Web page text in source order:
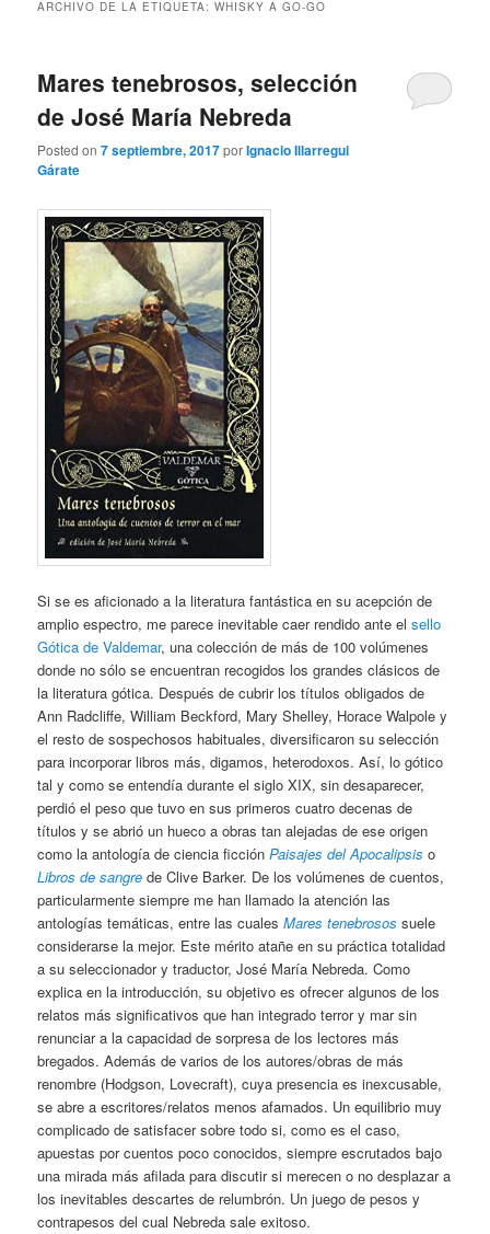
ARCHIVO DE LA ETIQUETA:WHISKY A GO-GO
Mares tenebrosos, selección
de José María Nebreda
Posted on7 septiembre, 2017porIgnacio Illarregui
Gárate
Si se es aficionado a la literatura fantástica en su acepción de
amplio espectro, me parece inevitable caer rendido ante elsello
Gótica de Valdemar, una colección de más de 100 volúmenes
donde no sólo se encuentran recogidos los grandes clásicos de
la literatura gótica. Después de cubrir los títulos obligados de
Ann Radcliffe, William Beckford, Mary Shelley, Horace Walpole y
el resto de sospechosos habituales, diversificaron su selección
para incorporar libros más, digamos, heterodoxos. Así, lo gótico
tal y como se entendía durante el siglo XIX, sin desaparecer,
perdió el peso que tuvo en sus primeros cuatro decenas de
títulos y se abrió un hueco a obras tan alejadas de ese origen
como la antología de ciencia ficciónPaisajes del Apocalipsis o
Libros de sangre de Clive Barker. De los volúmenes de cuentos,
particularmente siempre me han llamado la atención las
antologías temáticas, entre las cualesMares tenebrosos suele
considerarse la mejor. Este mérito atañe en su práctica totalidad
a su seleccionador y traductor, José María Nebreda. Como
explica en la introducción, su objetivo es ofrecer algunos de los
relatos más significativos que han integrado terror y mar sin
renunciar a la capacidad de sorpresa de los lectores más
bregados. Además de varios de los autores/obras de más
renombre (Hodgson, Lovecraft), cuya presencia es inexcusable,
se abre a escritores/relatos menos afamados. Un equilibrio muy
complicado de satisfacer sobre todo si, como es el caso,
apuestas por cuentos poco conocidos, siempre escrutados bajo
una mirada más afilada para discutir si merecen o no desplazar a
los inevitables descartes de relumbrón. Un juego de pesos y
contrapesos del cual Nebreda sale exitoso.